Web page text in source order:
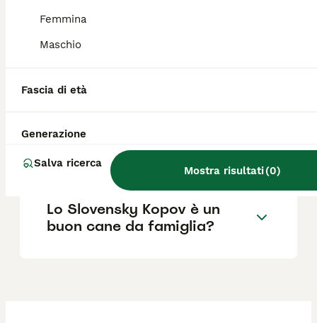
Femmina
Maschio
Fascia di età
Generazione
Salva ricerca
Mostra risultati(0)
Dove posso trovare
Kopov in Italia?
Quanto costa un cucciolo di
Slovensky Kopov?
Lo Slovensky Kopov è un
buon cane da famiglia?